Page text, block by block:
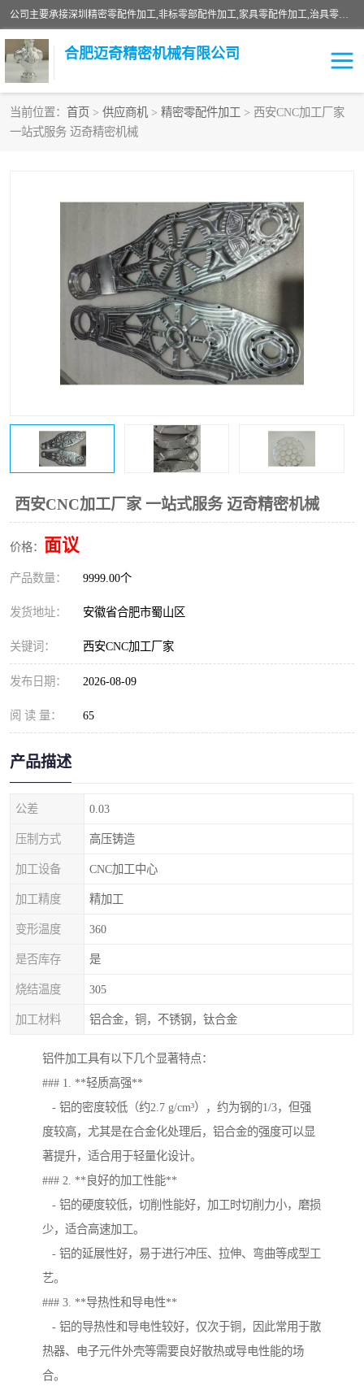
公司主要承接深圳精密零配件加工,非标零部配件加工,家具零配件加工,治具零配件加工,安徽精密零配件加工等各种各种精密机械加工，欢迎来来电咨询！
合肥迈奇精密机械有限公司
当前位置： 首页 > 供应商机 > 精密零配件加工 > 西安CNC加工厂家
一站式服务 迈奇精密机械
西安CNC加工厂家 一站式服务 迈奇精密机械
价格： 面议
产品数量： 9999.00个
发货地址： 安徽省合肥市蜀山区
关键词： 西安CNC加工厂家
发布日期： 2026-08-09
阅 读 量： 65
产品描述
公差 0.03
压制方式 高压铸造
加工设备 CNC加工中心
加工精度 精加工
变形温度 360
是否库存 是
烧结温度 305
加工材料 铝合金，铜，不锈钢，钛合金
铝件加工具有以下几个显著特点：
### 1. **轻质高强**
- 铝的密度较低（约2.7 g/cm³），约为钢的1/3，但强
度较高，尤其是在合金化处理后，铝合金的强度可以显
著提升，适合用于轻量化设计。
### 2. **良好的加工性能**
- 铝的硬度较低，切削性能好，加工时切削力小，磨损
少，适合高速加工。
- 铝的延展性好，易于进行冲压、拉伸、弯曲等成型工
艺。
### 3. **导热性和导电性**
- 铝的导热性和导电性较好，仅次于铜，因此常用于散
热器、电子元件外壳等需要良好散热或导电性能的场
合。
铣床加工
数控精密机加工
零部件机加工 机床零件加工
CNC加工 数控机床加工
不锈钢加工